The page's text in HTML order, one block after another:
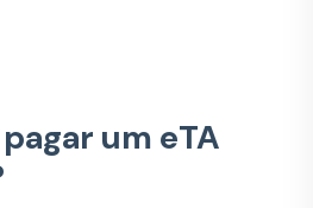
um eTA